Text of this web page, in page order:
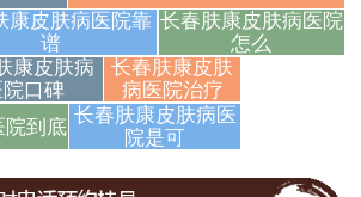
康皮肤病医院靠
谱
长春肤康皮肤病医院
怎么
康皮肤病
院口碑
长春肤康皮肤
病医院治疗
院到底 长春肤康皮肤病医
院是可